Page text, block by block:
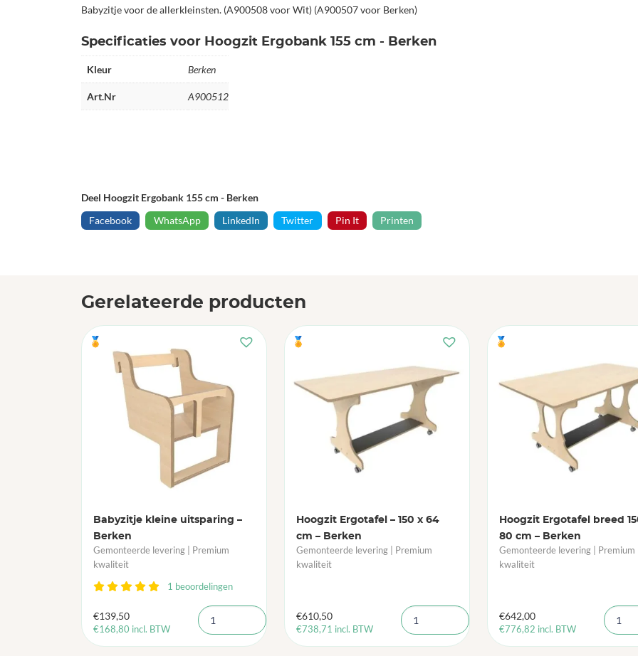
Babyzitje voor de allerkleinsten. (A900508 voor Wit) (A900507 voor Berken)
Specificaties voor Hoogzit Ergobank 155 cm - Berken
Kleur Berken
Art.Nr A900512
Deel Hoogzit Ergobank 155 cm - Berken
Facebook
WhatsApp LinkedIn Twitter Pin It Printen
Gerelateerde producten
🏅
Babyzitje kleine uitsparing –
Berken
Gemonteerde levering | Premium
kwaliteit
1 beoordelingen
€139,50
€168,80 incl. BTW
🏅
Hoogzit Ergotafel – 150 x 64
cm – Berken
Gemonteerde levering | Premium
kwaliteit
€610,50
€738,71 incl. BTW
🏅
Hoogzit Ergotafel breed
80 cm – Berken
Gemonteerde levering | Premium
kwaliteit
€642,00
€776,82 incl. BTW